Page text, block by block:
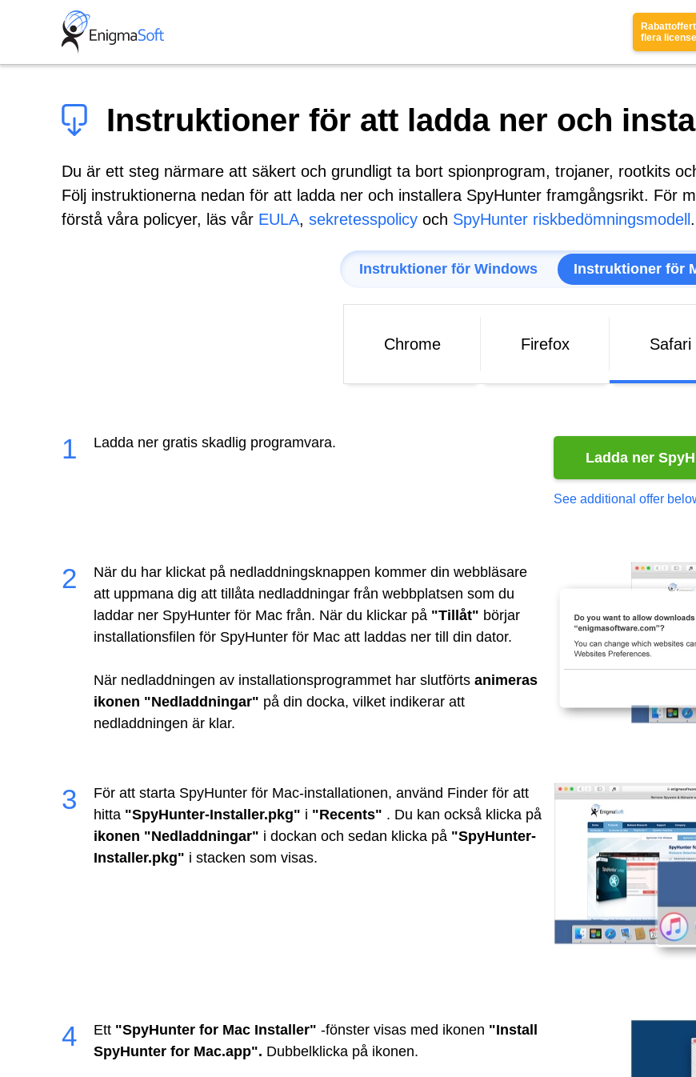
flera
Instruktioner för att ladda ner och
Du är ett steg närmare att säkert och grundligt ta bort spionprogram, trojaner, rootkits
Följ instruktionerna nedan för att ladda ner och installera SpyHunter framgångsrikt. För
förstå våra policyer, läs vår EULA, sekretesspolicy och SpyHunter riskbedömningsmodell .
Instruktioner för Windows Instruktioner för
Chrome Firefox Safari
Ladda ner
See additional offer
Ladda ner gratis skadlig programvara.
När du har klickat på nedladdningsknappen kommer din webbläsare
att uppmana dig att tillåta nedladdningar från webbplatsen som du
laddar ner SpyHunter för Mac från. När du klickar på "Tillåt" börjar
installationsfilen för SpyHunter för Mac att laddas ner till din dator.
När nedladdningen av installationsprogrammet har slutförts animeras
ikonen "Nedladdningar" på din docka, vilket indikerar att
nedladdningen är klar.
För att starta SpyHunter för Mac-installationen, använd Finder för att
hitta "SpyHunter-Installer.pkg" i "Recents" . Du kan också klicka på
ikonen "Nedladdningar" i dockan och sedan klicka på "SpyHunter-
Installer.pkg" i stacken som visas.
Ett "SpyHunter for Mac Installer" -fönster visas med ikonen "Install
SpyHunter for Mac.app". Dubbelklicka på ikonen.